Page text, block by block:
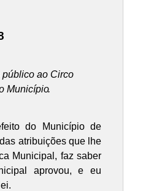
ao Circo
Município.
do Município de
atribuições que lhe
Municipal, faz saber
aprovou, e eu